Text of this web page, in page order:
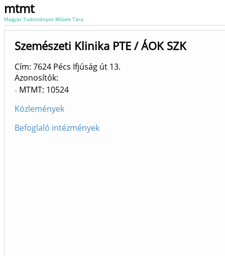
mtmt
Magyar Tudományos Művek Tára
Szemészeti Klinika PTE / ÁOK SZK
Cím: 7624 Pécs Ifjúság út 13.
Azonosítók
MTMT: 10524
Közlemények
Befoglaló intézmények